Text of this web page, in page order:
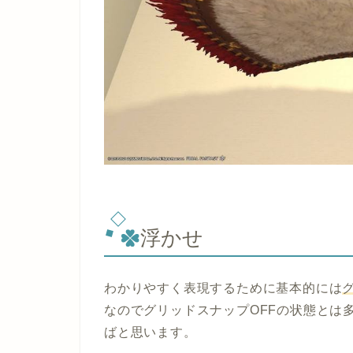
浮かせ
わかりやすく表現するために基本的には
なのでグリッドスナップOFFの状態とは
ばと思います。